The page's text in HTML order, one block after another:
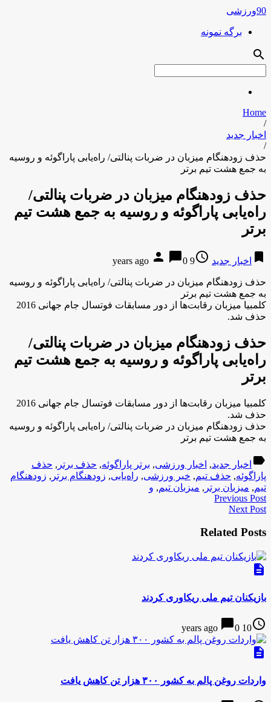
90ورزشی
برگه نمونه
search
Home
/
اخبار جدید
/
حذف زودهنگام میزبان در ضربات پنالتی/ راه‌یابی پاراگوئه و روسیه
به جمع هشت تیم برتر
حذف زودهنگام میزبان در ضربات پنالتی/
راه‌یابی پاراگوئه و روسیه به جمع هشت تیم
برتر
bookmark اخبار جدید access_time
9 years ago
person chat_bubble0
حذف زودهنگام میزبان در ضربات پنالتی/ راه‌یابی پاراگوئه و روسیه
به جمع هشت تیم برتر
کلمبیا میزبان رقابت‌ها از دور مسابقات فوتسال جام جهانی 2016
حذف شد.
حذف زودهنگام میزبان در ضربات پنالتی/
راه‌یابی پاراگوئه و روسیه به جمع هشت تیم
برتر
کلمبیا میزبان رقابت‌ها از دور مسابقات فوتسال جام جهانی 2016
حذف شد.
حذف زودهنگام میزبان در ضربات پنالتی/ راه‌یابی پاراگوئه و روسیه
به جمع هشت تیم برتر
label اخبار جدید, اخبار ورزشی, برتر پاراگوئه, حذف برتر , حذف
پاراگوئه, حذف تیم, خبر ورزشی, راه‌یابی, زودهنگام برتر , زودهنگام
تیم, میزبان برتر , میزبان تیم, و
Previous Post
Next Post
Related Posts
description
بازیکنان تیم ملی ریکاوری کردند
access_time
10 years ago
chat_bubble0
description
واردات روغن پالم به کشور ۳۰۰ هزار تن کاهش یافت